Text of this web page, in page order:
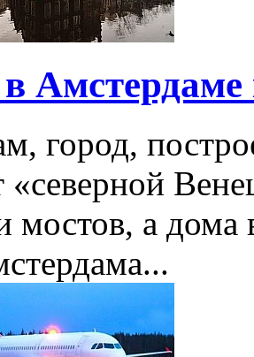
город,
«северной
мостов, а дома